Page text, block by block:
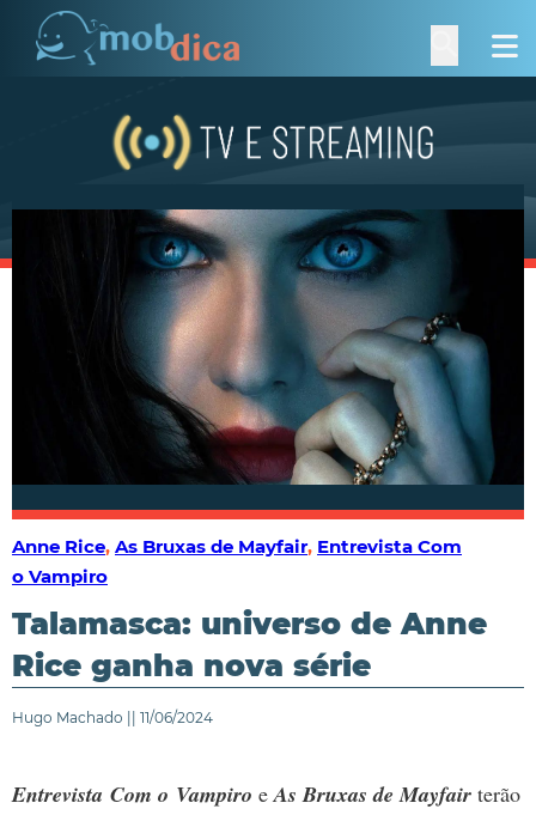
Anne Rice, As Bruxas de Mayfair, Entrevista Com
o Vampiro
Talamasca: universo de Anne
Rice ganha nova série
Hugo Machado || 11/06/2024
Entrevista Com o Vampiro eAs Bruxas de Mayfair terão